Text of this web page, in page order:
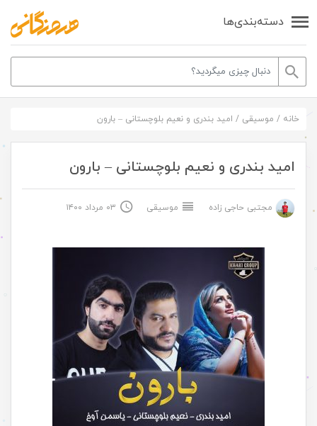
دسته‌بندی‌ها
خانه / موسیقی / امید بندری و نعیم بلوچستانی – بارون
امید بندری و نعیم بلوچستانی – بارون
مجتبی حاجی زاده موسیقی ۰۳ مرداد ۱۴۰۰